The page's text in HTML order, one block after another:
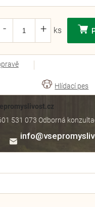
info@
531 073 Odborná